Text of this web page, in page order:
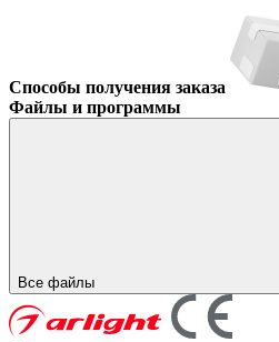
Способы получения заказа
Файлы и программы
Все файлы